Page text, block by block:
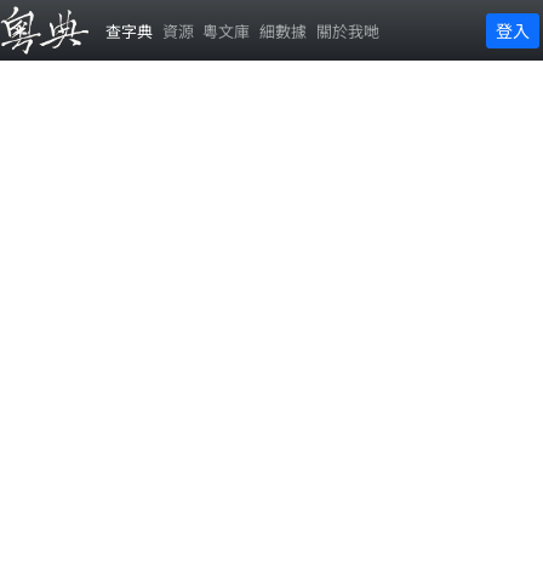
查字典 資源 粵文庫 細數據 關於我哋 登入